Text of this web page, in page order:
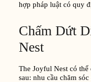
hợp pháp luật có quy
Chấm Dứt
Nest
The Joyful Nest có
sau: nhu cầu chăm